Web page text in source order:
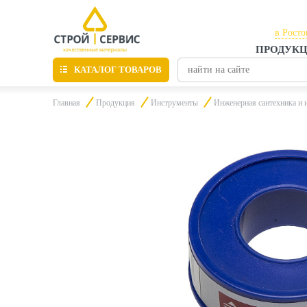
в
в
КАТАЛОГ ТОВАРОВ
Материалы для отделки
Пиломатериалы
Главная Продукция Инструменты Инженерная сантехника и